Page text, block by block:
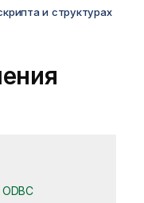
и структурах